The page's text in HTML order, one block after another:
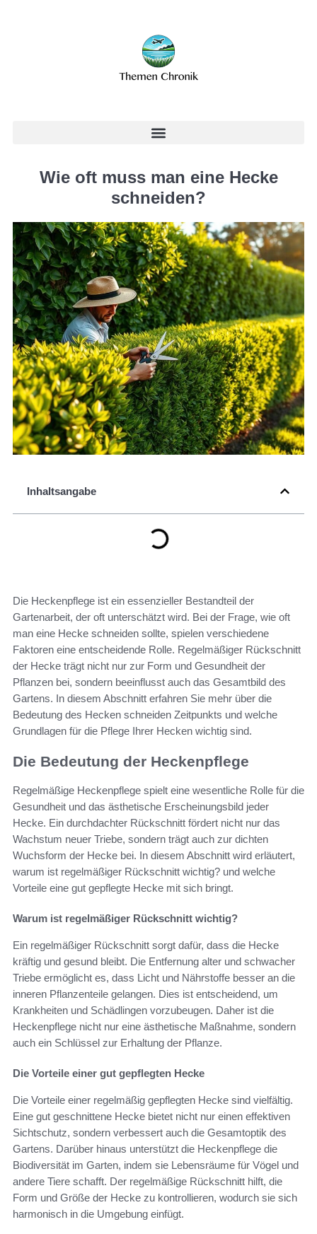
Wie oft muss man eine Hecke
schneiden?
Inhaltsangabe
Die Heckenpflege ist ein essenzieller Bestandteil der
Gartenarbeit, der oft unterschätzt wird. Bei der Frage, wie oft
man eine Hecke schneiden sollte, spielen verschiedene
Faktoren eine entscheidende Rolle. Regelmäßiger Rückschnitt
der Hecke trägt nicht nur zur Form und Gesundheit der
Pflanzen bei, sondern beeinflusst auch das Gesamtbild des
Gartens. In diesem Abschnitt erfahren Sie mehr über die
Bedeutung des Hecken schneiden Zeitpunkts und welche
Grundlagen für die Pflege Ihrer Hecken wichtig sind.
Die Bedeutung der Heckenpflege
Regelmäßige Heckenpflege spielt eine wesentliche Rolle für die
Gesundheit und das ästhetische Erscheinungsbild jeder
Hecke. Ein durchdachter Rückschnitt fördert nicht nur das
Wachstum neuer Triebe, sondern trägt auch zur dichten
Wuchsform der Hecke bei. In diesem Abschnitt wird erläutert,
warum ist regelmäßiger Rückschnitt wichtig? und welche
Vorteile eine gut gepflegte Hecke mit sich bringt.
Warum ist regelmäßiger Rückschnitt wichtig?
Ein regelmäßiger Rückschnitt sorgt dafür, dass die Hecke
kräftig und gesund bleibt. Die Entfernung alter und schwacher
Triebe ermöglicht es, dass Licht und Nährstoffe besser an die
inneren Pflanzenteile gelangen. Dies ist entscheidend, um
Krankheiten und Schädlingen vorzubeugen. Daher ist die
Heckenpflege nicht nur eine ästhetische Maßnahme, sondern
auch ein Schlüssel zur Erhaltung der Pflanze.
Die Vorteile einer gut gepflegten Hecke
Die Vorteile einer regelmäßig gepflegten Hecke sind vielfältig.
Eine gut geschnittene Hecke bietet nicht nur einen effektiven
Sichtschutz, sondern verbessert auch die Gesamtoptik des
Gartens. Darüber hinaus unterstützt die Heckenpflege die
Biodiversität im Garten, indem sie Lebensräume für Vögel und
andere Tiere schafft. Der regelmäßige Rückschnitt hilft, die
Form und Größe der Hecke zu kontrollieren, wodurch sie sich
harmonisch in die Umgebung einfügt.